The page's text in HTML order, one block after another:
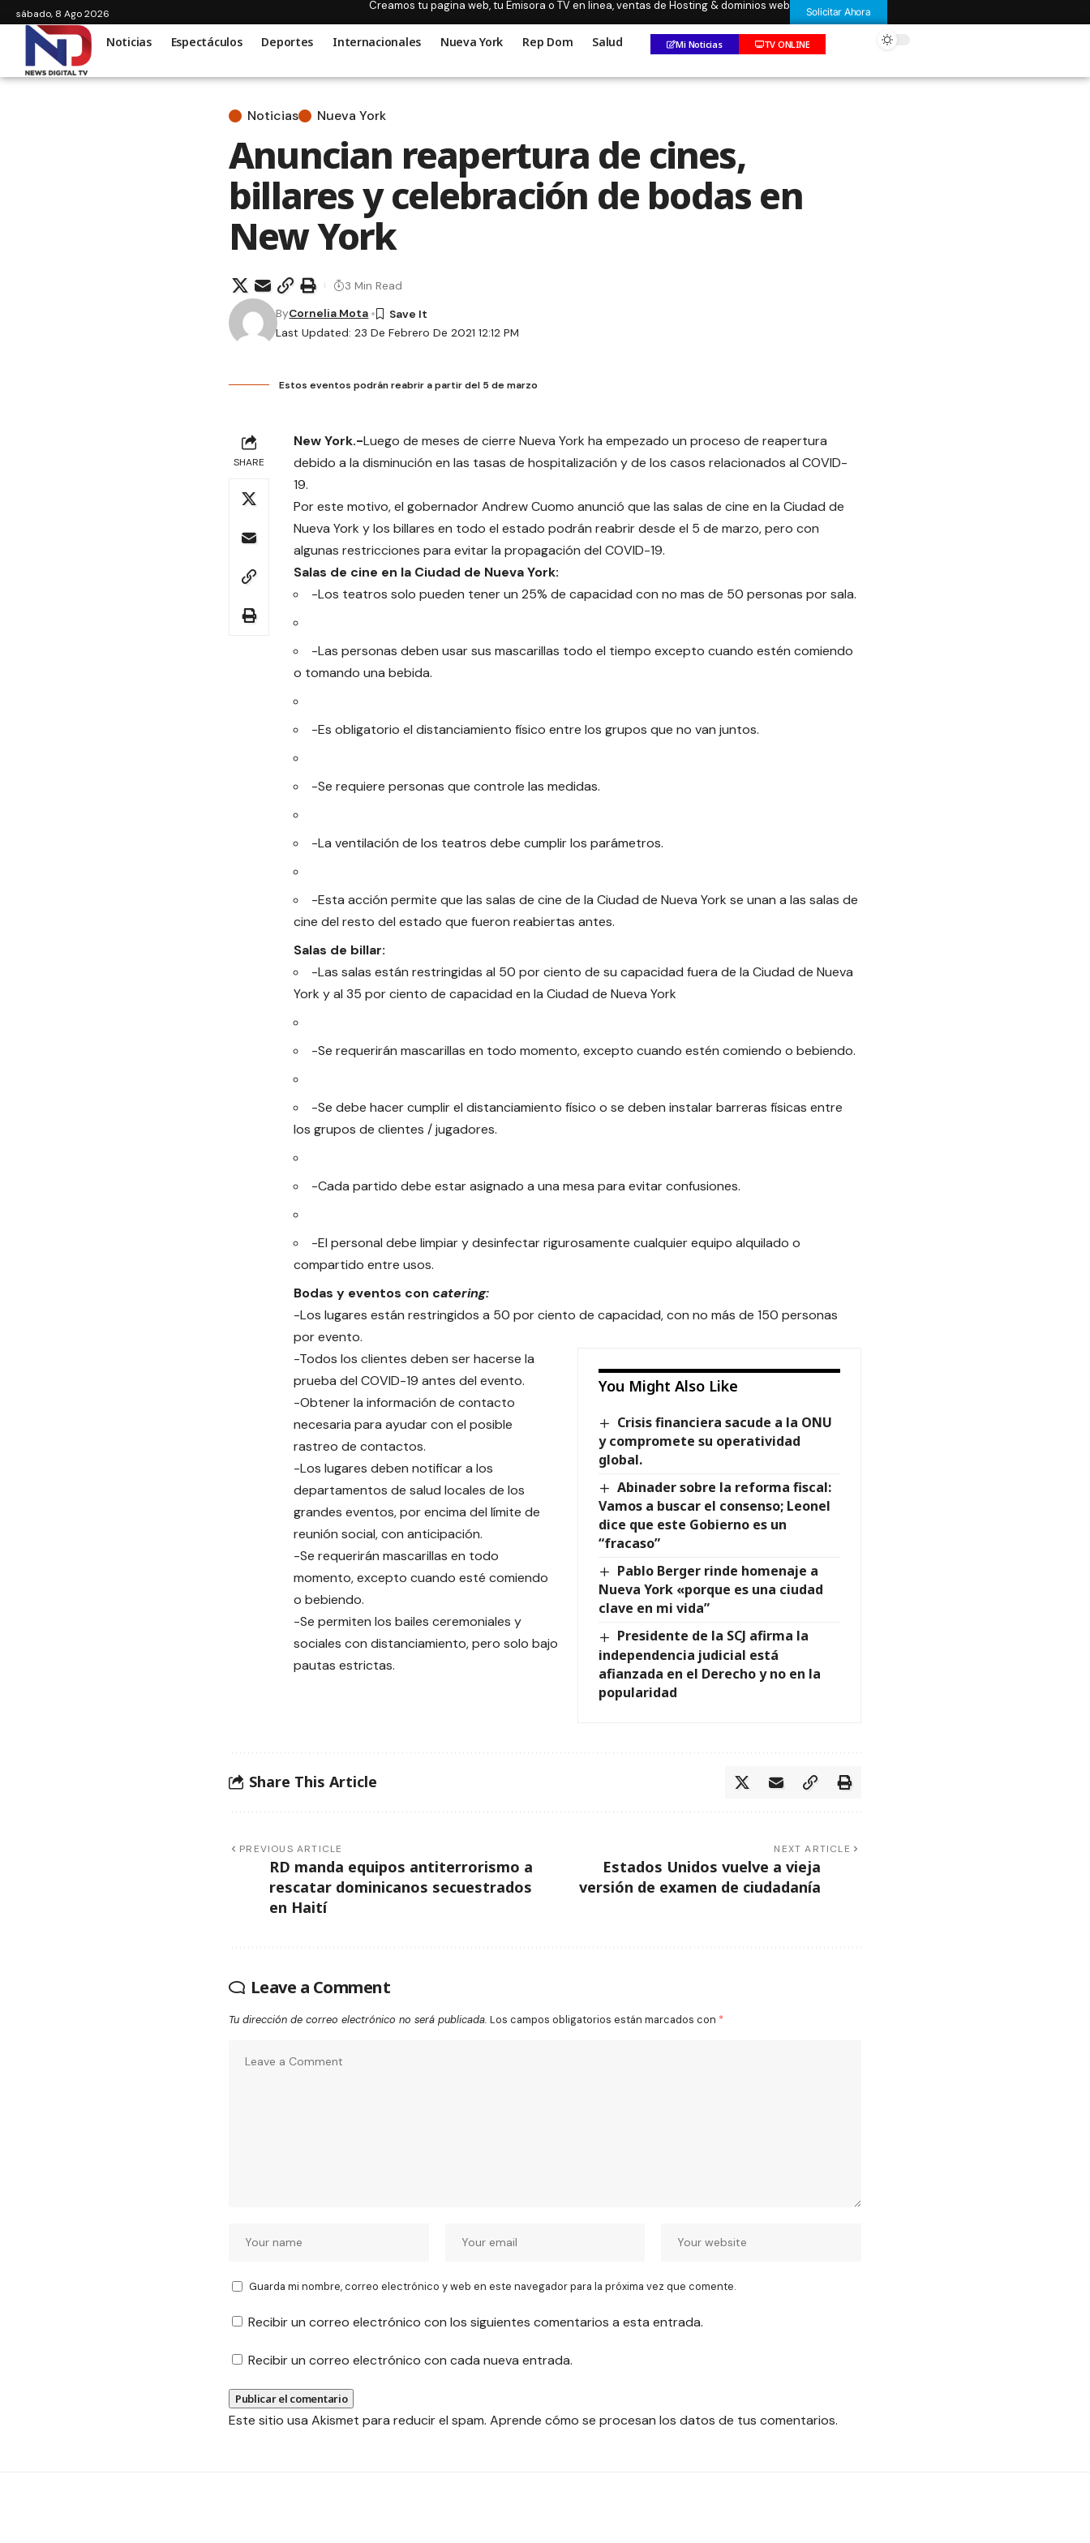
sábado, 8 Ago 2026
Creamos tu pagina web, tu Emisora o TV en linea, ventas de Hosting & dominios web Solicitar Ahora
Noticias Espectáculos Deportes Internacionales Nueva York Rep Dom Salud Mi Noticias TV ONLINE
Noticias Nueva York
Anuncian reapertura de cines,
billares y celebración de bodas en
New York
Last Updated: 23 De Febrero De 2021 12:12 PM
ByCornelia Mota
3 Min Read
Estos eventos podrán reabrir a partir del 5 de marzo
SHARE
New York.-Luego de meses de cierre Nueva York ha empezado un proceso de reapertura
debido a la disminución en las tasas de hospitalización y de los casos relacionados al COVID-
19.
Por este motivo, el gobernador Andrew Cuomo anunció que las salas de cine en la Ciudad de
Nueva York y los billares en todo el estado podrán reabrir desde el 5 de marzo, pero con
algunas restricciones para evitar la propagación del COVID-19.
Salas de cine en la Ciudad de Nueva York:
-Los teatros solo pueden tener un 25% de capacidad con no mas de 50 personas por sala.
-Las personas deben usar sus mascarillas todo el tiempo excepto cuando estén comiendo
o tomando una bebida.
-Es obligatorio el distanciamiento físico entre los grupos que no van juntos.
-Se requiere personas que controle las medidas.
-La ventilación de los teatros debe cumplir los parámetros.
-Esta acción permite que las salas de cine de la Ciudad de Nueva York se unan a las salas de
cine del resto del estado que fueron reabiertas antes.
Salas de billar:
-Las salas están restringidas al 50 por ciento de su capacidad fuera de la Ciudad de Nueva
York y al 35 por ciento de capacidad en la Ciudad de Nueva York
-Se requerirán mascarillas en todo momento, excepto cuando estén comiendo o bebiendo.
-Se debe hacer cumplir el distanciamiento físico o se deben instalar barreras físicas entre
los grupos de clientes / jugadores.
-Cada partido debe estar asignado a una mesa para evitar confusiones.
-El personal debe limpiar y desinfectar rigurosamente cualquier equipo alquilado o
compartido entre usos.
Bodas y eventos con catering:
-Los lugares están restringidos a 50 por ciento de capacidad, con no más de 150 personas
por evento.
You Might Also Like
Crisis financiera sacude a la ONU
y compromete su operatividad
global.
Abinader sobre la reforma fiscal:
Vamos a buscar el consenso; Leonel
dice que este Gobierno es un
“fracaso”
Pablo Berger rinde homenaje a
Nueva York «porque es una ciudad
clave en mi vida”
Presidente de la SCJ afirma la
independencia judicial está
afianzada en el Derecho y no en la
popularidad
-Todos los clientes deben ser hacerse la
prueba del COVID-19 antes del evento.
-Obtener la información de contacto
necesaria para ayudar con el posible
rastreo de contactos.
-Los lugares deben notificar a los
departamentos de salud locales de los
grandes eventos, por encima del límite de
reunión social, con anticipación.
-Se requerirán mascarillas en todo
momento, excepto cuando esté comiendo
o bebiendo.
-Se permiten los bailes ceremoniales y
sociales con distanciamiento, pero solo bajo
pautas estrictas.
Share This Article
PREVIOUS ARTICLE
RD manda equipos antiterrorismo a
rescatar dominicanos secuestrados
en Haití
NEXT ARTICLE
Estados Unidos vuelve a vieja
versión de examen de ciudadanía
Leave a Comment
Tu dirección de correo electrónico no será publicada. Los campos obligatorios están marcados con *
Guarda mi nombre, correo electrónico y web en este navegador para la próxima vez que comente.
Recibir un correo electrónico con los siguientes comentarios a esta entrada.
Recibir un correo electrónico con cada nueva entrada.
Este sitio usa Akismet para reducir el spam. Aprende cómo se procesan los datos de tus comentarios.